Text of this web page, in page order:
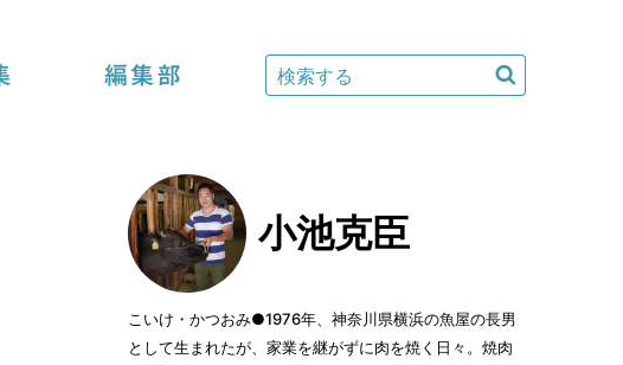
小池克臣
こいけ・かつおみ●1976年、神奈川県横浜の魚屋の長男
として生まれたが、家業を継がずに肉を焼く日々。焼肉